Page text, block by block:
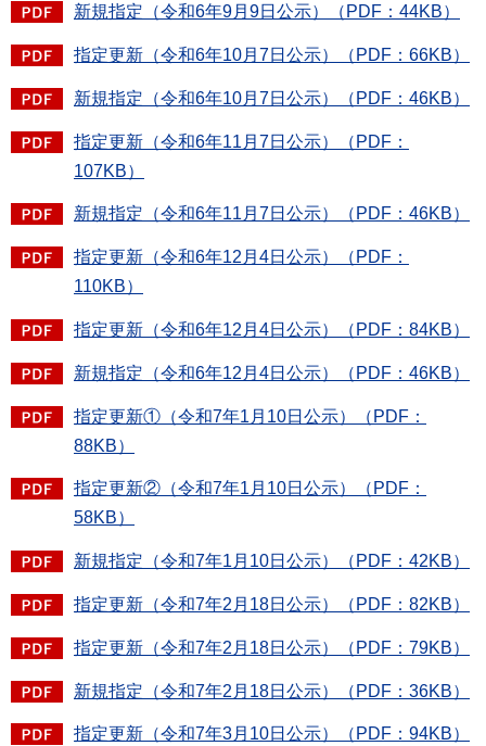
新規指定（令和6年9月9日公示）（PDF：44KB）
指定更新（令和6年10月7日公示）（PDF：66KB）
新規指定（令和6年10月7日公示）（PDF：46KB）
指定更新（令和6年11月7日公示）（PDF：
107KB）
新規指定（令和6年11月7日公示）（PDF：46KB）
指定更新（令和6年12月4日公示）（PDF：
110KB）
指定更新（令和6年12月4日公示）（PDF：84KB）
新規指定（令和6年12月4日公示）（PDF：46KB）
指定更新①（令和7年1月10日公示）（PDF：
88KB）
指定更新②（令和7年1月10日公示）（PDF：
58KB）
新規指定（令和7年1月10日公示）（PDF：42KB）
指定更新（令和7年2月18日公示）（PDF：82KB）
指定更新（令和7年2月18日公示）（PDF：79KB）
新規指定（令和7年2月18日公示）（PDF：36KB）
指定更新（令和7年3月10日公示）（PDF：94KB）